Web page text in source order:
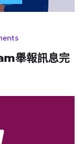
舉報訊息完